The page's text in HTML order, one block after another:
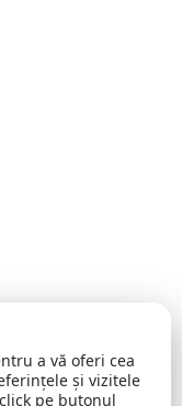
a vă oferi cea
și vizitele
pe butonul